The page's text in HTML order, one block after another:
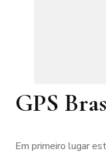
GPS
Em primeiro lugar